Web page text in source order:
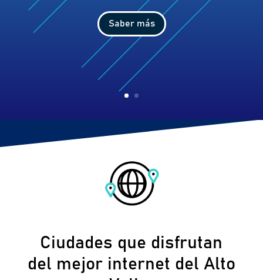
Saber más
Ciudades que disfrutan
del mejor internet del Alto